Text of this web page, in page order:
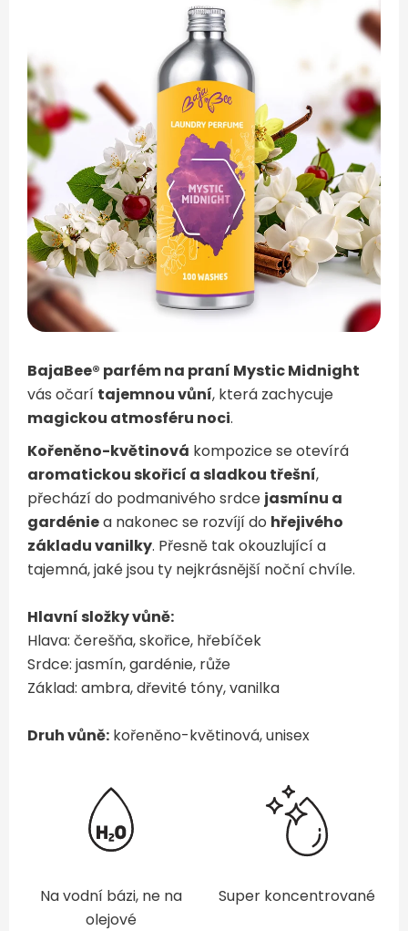
BajaBee® parfém na praní Mystic Midnight
vás očarí tajemnou vůní, která zachycuje
magickou atmosféru noci.
Kořeněno-květinová kompozice se otevírá
aromatickou skořicí a sladkou třešní,
přechází do podmanivého srdce jasmínu a
gardéniea nakonec se rozvíjí do hřejivého
základu vanilky. Přesně tak okouzlující a
tajemná, jaké jsou ty nejkrásnější noční chvíle.
Hlavní složky vůně:
Hlava: čerešňa, skořice, hřebíček
Srdce: jasmín, gardénie, růže
Základ: ambra, dřevité tóny, vanilka
Druh vůně: kořeněno-květinová, unisex
Na vodní bázi, ne na
olejové
Super koncentrované